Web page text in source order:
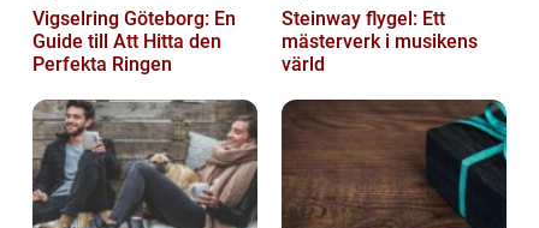
Vigselring Göteborg: En
Guide till Att Hitta den
Perfekta Ringen
Steinway flygel: Ett
mästerverk i musikens
värld